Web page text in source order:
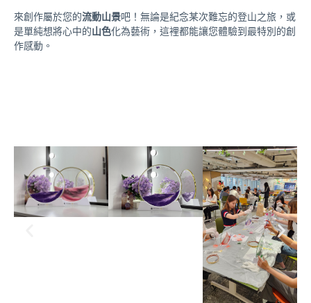
來創作屬於您的流動山景吧！無論是紀念某次難忘的登山之旅，或
是單純想將心中的山色化為藝術，這裡都能讓您體驗到最特別的創
作感動。